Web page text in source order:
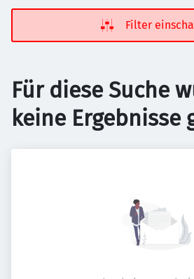
Filter
Für diese Suche
keine Ergebnisse